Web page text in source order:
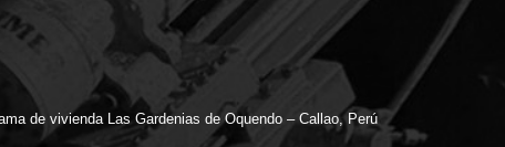
de vivienda Las Gardenias de Oquendo – Callao, Perú